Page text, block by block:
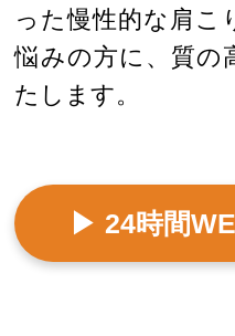
った慢性的な肩こ
悩みの方に、質の
たします。
▶ 24時間